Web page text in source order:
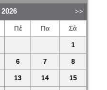
2026
Πέ Πα Σά
1
6 7 8
13 14 15